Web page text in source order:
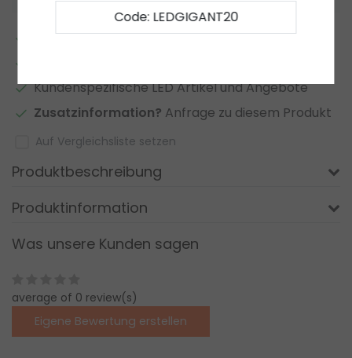
2 bis 7 JahreGarantie*
Kundenspezifische LED Artikel und Angebote
Zusatzinformation? Anfrage zu diesem Produkt
Auf Vergleichsliste setzen
Produktbeschreibung
Produktinformation
Was unsere Kunden sagen
average of 0 review(s)
Eigene Bewertung erstellen
Code: LEDGIGANT20